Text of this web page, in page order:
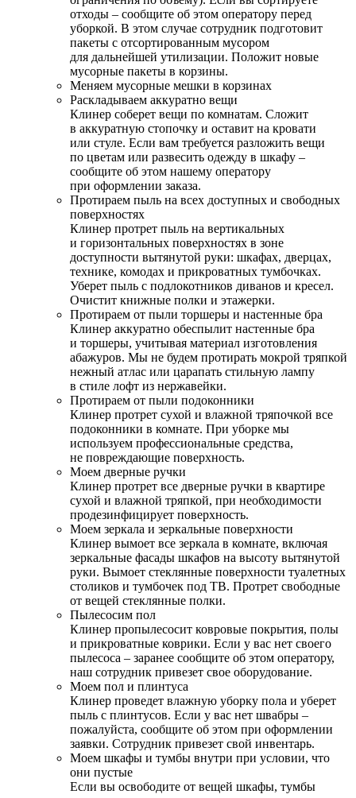
отходы – сообщите об этом оператору перед
уборкой. В этом случае сотрудник подготовит
пакеты с отсортированным мусором
для дальнейшей утилизации. Положит новые
мусорные пакеты в корзины.
Меняем мусорные мешки в корзинах
Раскладываем аккуратно вещи
Клинер соберет вещи по комнатам. Сложит
в аккуратную стопочку и оставит на кровати
или стуле. Если вам требуется разложить вещи
по цветам или развесить одежду в шкафу –
сообщите об этом нашему оператору
при оформлении заказа.
Протираем пыль на всех доступных и свободных
поверхностях
Клинер протрет пыль на вертикальных
и горизонтальных поверхностях в зоне
доступности вытянутой руки: шкафах, дверцах,
технике, комодах и прикроватных тумбочках.
Уберет пыль с подлокотников диванов и кресел.
Очистит книжные полки и этажерки.
Протираем от пыли торшеры и настенные бра
Клинер аккуратно обеспылит настенные бра
и торшеры, учитывая материал изготовления
абажуров. Мы не будем протирать мокрой тряпкой
нежный атлас или царапать стильную лампу
в стиле лофт из нержавейки.
Протираем от пыли подоконники
Клинер протрет сухой и влажной тряпочкой все
подоконники в комнате. При уборке мы
используем профессиональные средства,
не повреждающие поверхность.
Моем дверные ручки
Клинер протрет все дверные ручки в квартире
сухой и влажной тряпкой, при необходимости
продезинфицирует поверхность.
Моем зеркала и зеркальные поверхности
Клинер вымоет все зеркала в комнате, включая
зеркальные фасады шкафов на высоту вытянутой
руки. Вымоет стеклянные поверхности туалетных
столиков и тумбочек под ТВ. Протрет свободные
от вещей стеклянные полки.
Пылесосим пол
Клинер пропылесосит ковровые покрытия, полы
и прикроватные коврики. Если у вас нет своего
пылесоса – заранее сообщите об этом оператору,
наш сотрудник привезет свое оборудование.
Моем пол и плинтуса
Клинер проведет влажную уборку пола и уберет
пыль с плинтусов. Если у вас нет швабры –
пожалуйста, сообщите об этом при оформлении
заявки. Сотрудник привезет свой инвентарь.
Моем шкафы и тумбы внутри при условии, что
они пустые
Если вы освободите от вещей шкафы, тумбы